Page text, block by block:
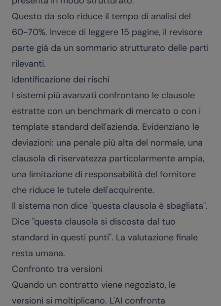
Questo da solo riduce il tempo di analisi del
60-70%. Invece di leggere 15 pagine, il revisore
parte già da un sommario strutturato delle parti
rilevanti.
Identificazione dei rischi
I sistemi più avanzati confrontano le clausole
estratte con un benchmark di mercato o con i
template standard dell'azienda. Evidenziano le
deviazioni: una penale più alta del normale, una
clausola di riservatezza particolarmente ampia,
una limitazione di responsabilità del fornitore
che riduce le tutele dell'acquirente.
Il sistema non dice "questa clausola è sbagliata".
Dice "questa clausola si discosta dal tuo
standard in questi punti". La valutazione finale
resta umana.
Confronto tra versioni
Quando un contratto viene negoziato, le
versioni si moltiplicano. L'AI confronta